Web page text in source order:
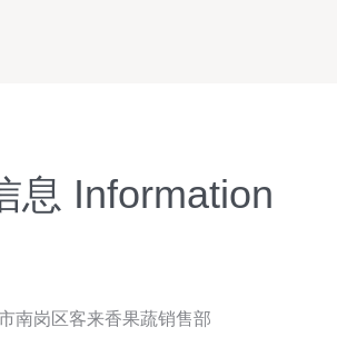
息 Information
南岗区客来香果蔬销售部